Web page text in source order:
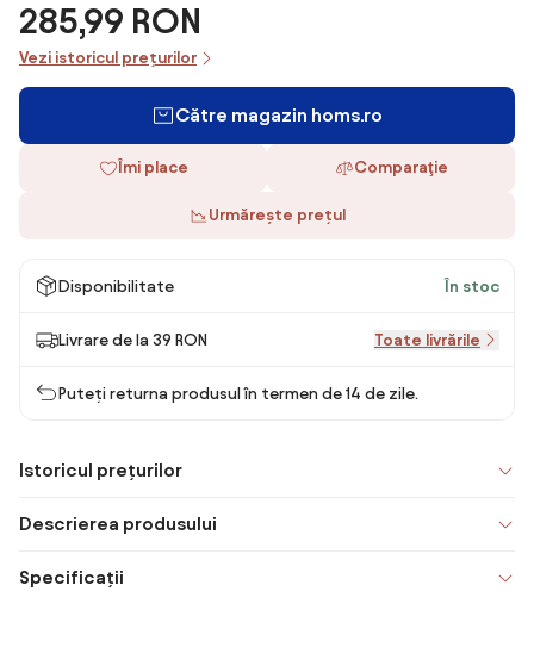
285,99 RON
Vezi istoricul prețurilor
Către magazin homs.ro
Îmi place Comparaţie
Urmărește prețul
Disponibilitate În stoc
Livrare de la 39 RON Toate livrările
Puteți returna produsul în termen de 14 de zile.
Istoricul prețurilor
Descrierea produsului
Specificații